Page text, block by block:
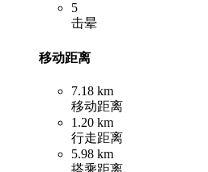
5
击晕
移动距离
7.18 km
移动距离
1.20 km
行走距离
5.98 km
搭乘距离